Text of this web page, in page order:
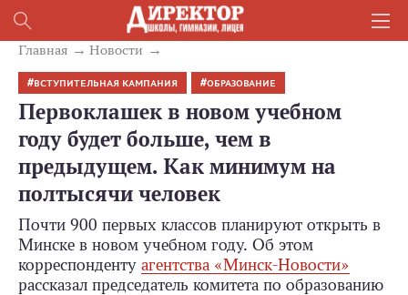
Главная Новости
ВСТУПИТЕЛЬНАЯ КАМПАНИЯ ОБРАЗОВАНИЕ
Первоклашек в новом учебном
году будет больше, чем в
предыдущем. Как минимум на
полтысячи человек
Почти 900 первых классов планируют открыть в
Минске в новом учебном году. Об этом
корреспонденту агентства «Минск-Новости»
рассказал председатель комитета по образованию